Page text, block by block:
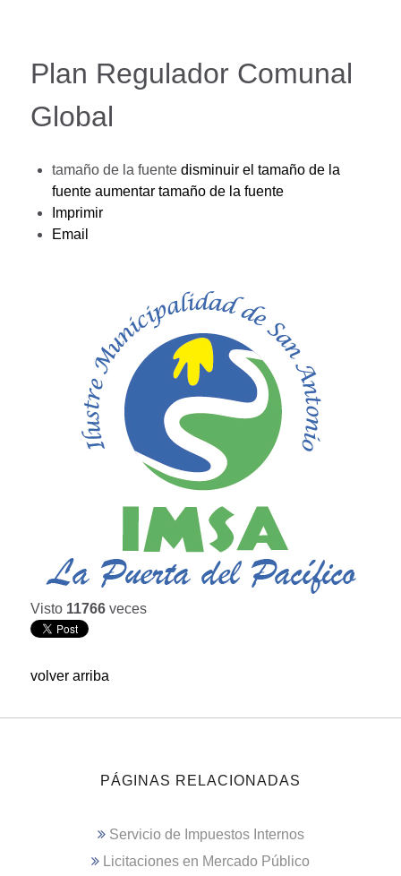
Plan Regulador Comunal
Global
tamaño de la fuente disminuir el tamaño de la
fuente aumentar tamaño de la fuente
Imprimir
Email
Visto 11766 veces
volver arriba
PÁGINAS RELACIONADAS
Servicio de Impuestos Internos
Licitaciones en Mercado Público